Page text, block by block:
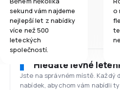
sekund vám najdeme
nejlepší let z nabídky
více než 500
leteckých
společností.
o
Hledáte levné
Jste na správném místě. Každý
nabídek, abychom vám nabídli